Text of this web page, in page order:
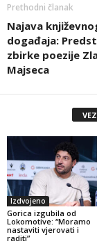
Prethodni članak
Najava
događaja:
zbirke poezije
Majseca
Izdvojeno
Gorica izgubila od
Lokomotive: “Moramo
nastaviti vjerovati i
raditi”